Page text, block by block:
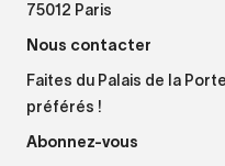
75012 Paris
Nous contacter
Faites du Palais de la
préférés !
Abonnez-vous